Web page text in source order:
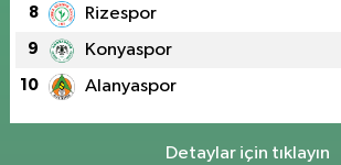
8 Rizespor
9 Konyaspor
10 Alanyaspor
Detaylar için tıklayın